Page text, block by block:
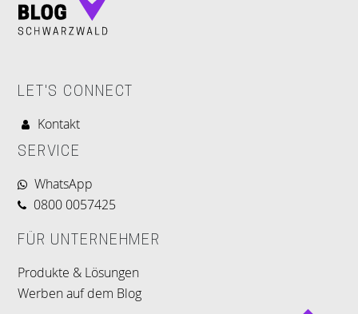
LET'S CONNECT
Kontakt
SERVICE
WhatsApp
0800 0057425
FÜR UNTERNEHMER
Produkte & Lösungen
Werben auf dem Blog